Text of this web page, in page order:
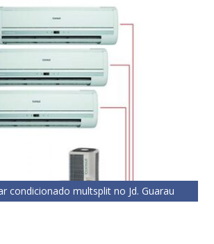
condicionado multsplit no Jd. Guarau